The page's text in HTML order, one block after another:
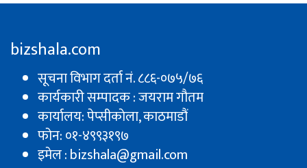
bizshala.com
सूचना विभाग दर्ता नं. ८८६-०७५/७६
कार्यकारी सम्पादक : जयराम गौतम
कार्यालय: पेप्सीकाेला, काठमाडौं
फोन: ०१-४९९३१९७
इमेल : bizshala@gmail.com